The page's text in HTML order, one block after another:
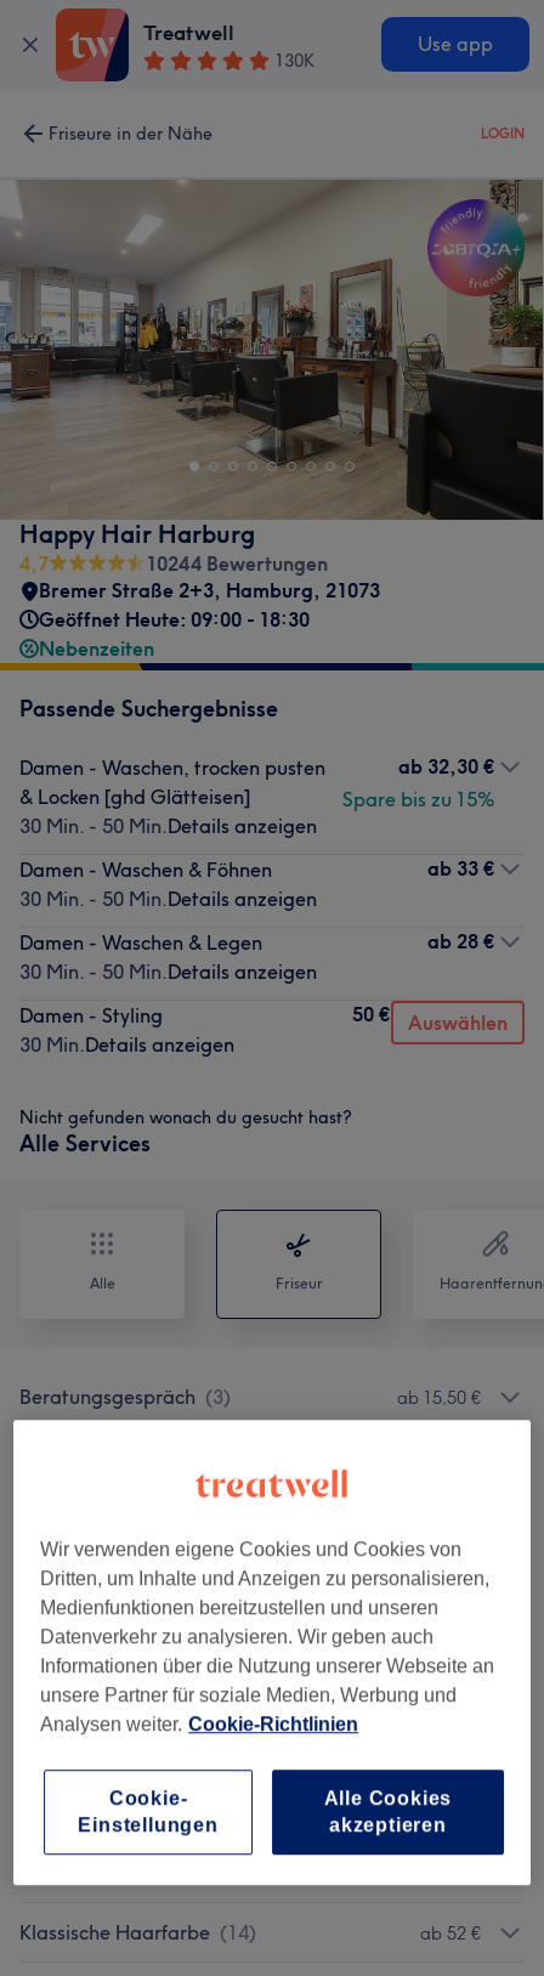
Treatwell
130K
Use app
Friseure in der Nähe LOGIN
Happy Hair Harburg
4,7
10244 Bewertungen
Bremer Straße 2+3, Hamburg, 21073
Geöffnet Heute: 09:00 - 18:30
Nebenzeiten
Passende Suchergebnisse
Damen - Waschen, trocken pusten
& Locken [ghd Glätteisen]
30 Min. - 50 Min.Details anzeigen
ab 32,30 €
Spare bis zu 15%
Damen - Waschen & Föhnen
30 Min. - 50 Min.Details anzeigen
ab 33 €
Damen - Waschen & Legen
30 Min. - 50 Min.Details anzeigen
ab 28 €
Damen - Styling
30 Min.Details anzeigen
50 € Auswählen
Nicht gefunden wonach du gesucht hast?
Alle Services
Alle Friseur
Beratungsgespräch (3) ab 15,50 €
Haarglättung (7) ab 190 €
HAIR-BOOST [Upgrade] (8) ab 7,50 €
Balayage (4) ab 165 €
Foliensträhnen ( 7
Klassische Haarfarbe (14) ab 52 €
Wir verwenden eigene Cookies und Cookies von
Dritten, um Inhalte und Anzeigen zu personalisieren,
Medienfunktionen bereitzustellen und unseren
Datenverkehr zu analysieren. Wir geben auch
Informationen über die Nutzung unserer Webseite an
unsere Partner für soziale Medien, Werbung und
Analysen weiter. Cookie-Richtlinien
Cookie-
Einstellungen
Alle Cookies
akzeptieren